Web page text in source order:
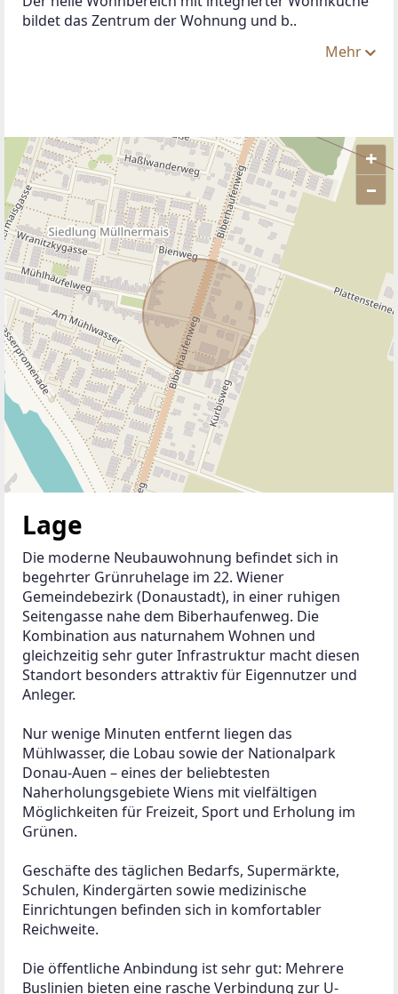
bildet das Zentrum der Wohnung und b..
Mehr
+
–
ANBIETER KONTAKTIEREN
Lage
Die moderne Neubauwohnung befindet sich in
begehrter Grünruhelage im 22. Wiener
Gemeindebezirk (Donaustadt), in einer ruhigen
Seitengasse nahe dem Biberhaufenweg. Die
Kombination aus naturnahem Wohnen und
gleichzeitig sehr guter Infrastruktur macht diesen
Standort besonders attraktiv für Eigennutzer und
Anleger.
Nur wenige Minuten entfernt liegen das
Mühlwasser, die Lobau sowie der Nationalpark
Donau-Auen – eines der beliebtesten
Naherholungsgebiete Wiens mit vielfältigen
Möglichkeiten für Freizeit, Sport und Erholung im
Grünen.
Geschäfte des täglichen Bedarfs, Supermärkte,
Schulen, Kindergärten sowie medizinische
Einrichtungen befinden sich in komfortabler
Reichweite.
Die öffentliche Anbindung ist sehr gut: Mehrere
Buslinien bieten eine rasche Verbindung zur U-